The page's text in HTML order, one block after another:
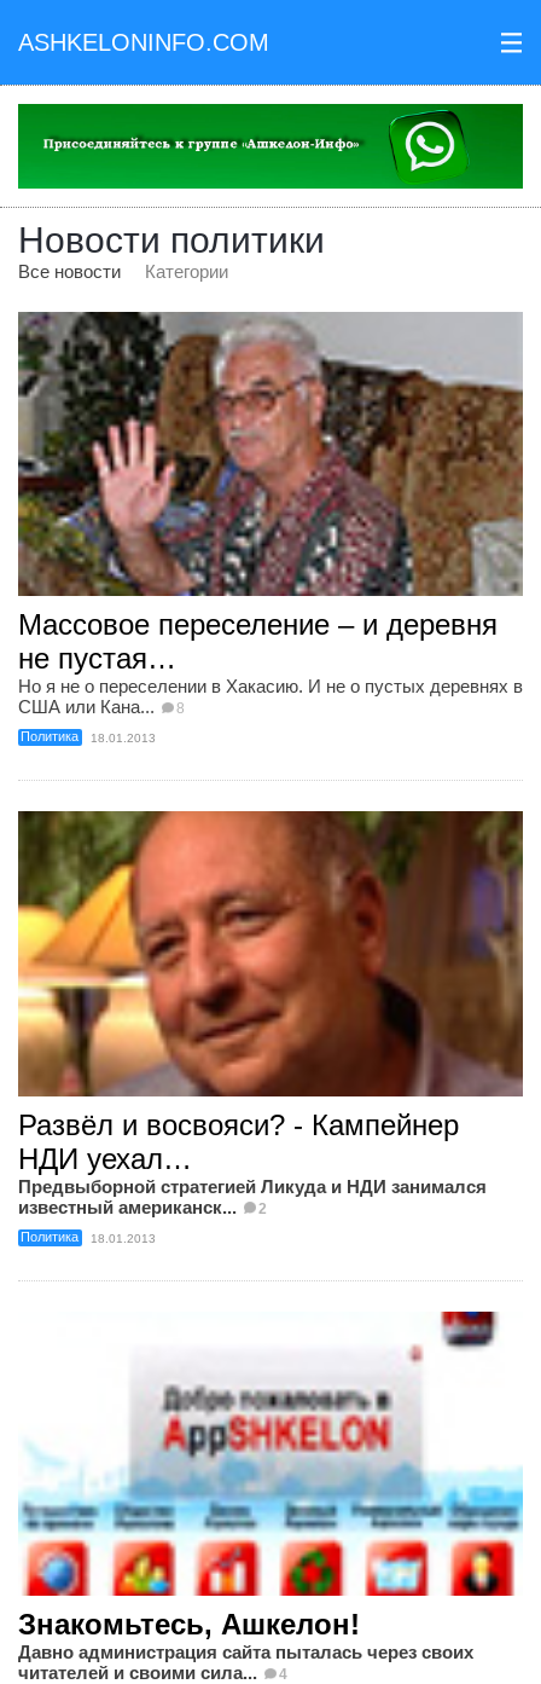
ASHKELONINFO.COM III
Новости политики
Все новости Категории
Массовое переселение – и деревня
не пустая…
Но я не о переселении в Хакасию. И не о пустых деревнях в
США или Кана...
8
Политика 18.01.2013
Развёл и восвояси? - Кампейнер
НДИ уехал…
Предвыборной стратегией Ликуда и НДИ занимался
известный американск...
2
Политика 18.01.2013
Знакомьтесь, Ашкелон!
Давно администрация сайта пыталась через своих
читателей и своими сила...
4